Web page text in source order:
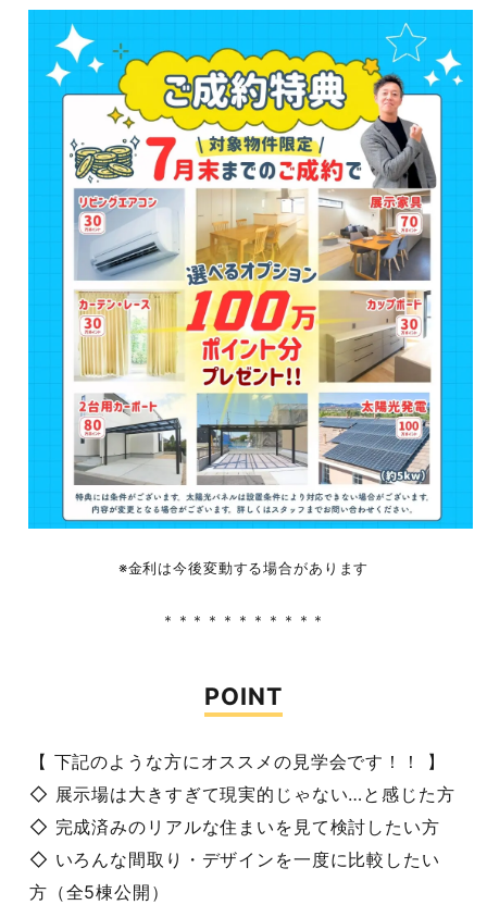
※金利は今後変動する場合があります
＊＊＊＊＊＊＊＊＊＊＊
POINT
【 下記のような方にオススメの見学会です！！ 】
◇ 展示場は大きすぎて現実的じゃない…と感じた方
◇ 完成済みのリアルな住まいを見て検討したい方
◇ いろんな間取り・デザインを一度に比較したい
方（全5棟公開）